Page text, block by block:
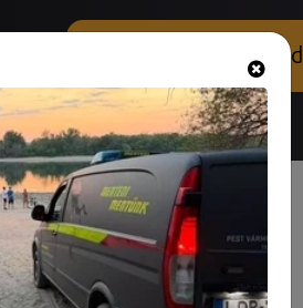
Hallgasd és nézd